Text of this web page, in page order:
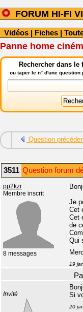
FORUM HI-FI
Vidéos | Fiches |
Panne home
Rechercher dans
ou taper le n° d'une
Question
3511 Question forum
pp2kzr
Membre inscrit
8 messages
Je
Cet
Cet
de
Qui
19
Invité
Si
20